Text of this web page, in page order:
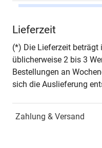
Seiten
Jahr
Schriftenreihe
Lieferzeit
(*) Die Lieferzeit
üblicherweise 2 bis 3
Bestellungen an
sich die Auslieferung
Zahlung & Versand